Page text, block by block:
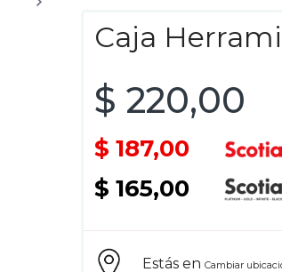
Caja
$ 220,00
$ 187,00
$ 165,00
Estás enCambiar